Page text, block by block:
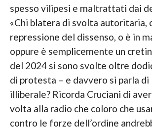
spesso vilipesi e maltrattati dai
«Chi blatera di svolta autoritaria,
repressione del dissenso, o è in
oppure è semplicemente un
del 2024 si sono svolte oltre
di protesta – e davvero si parla di
illiberale? Ricorda Cruciani di
volta alla radio che coloro che
contro le forze dell’ordine